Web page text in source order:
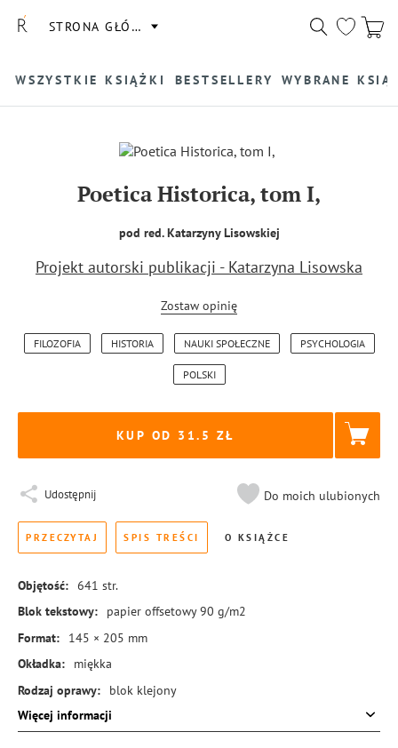
STRONA GŁÓWNA
WSZYSTKIE KSIĄŻKI BESTSELLERY WYBRANE
Poetica Historica, tom I,
pod red. Katarzyny Lisowskiej
Projekt autorski publikacji - Katarzyna Lisowska
Zostaw opinię
FILOZOFIA HISTORIA NAUKI SPOŁECZNE PSYCHOLOGIA
POLSKI
KUP OD 31.5
Udostępnij Do moich ulubionych
PRZECZYTAJ SPIS TREŚCI O KSIĄŻCE
Objętość: 641 str.
Blok tekstowy:
papier offsetowy 90 g/m2
Format:
145 × 205 mm
Okładka:
miękka
Rodzaj oprawy:
blok klejony
ISBN:
978-83-8221-723-0
Więcej informacji